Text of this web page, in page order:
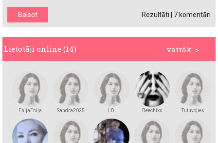
Rezultāti 7 komentāri
vairāk >
Lietotāji online (14)
EnijaEnija Sandra2025 LD Beechiks Tutuvojies